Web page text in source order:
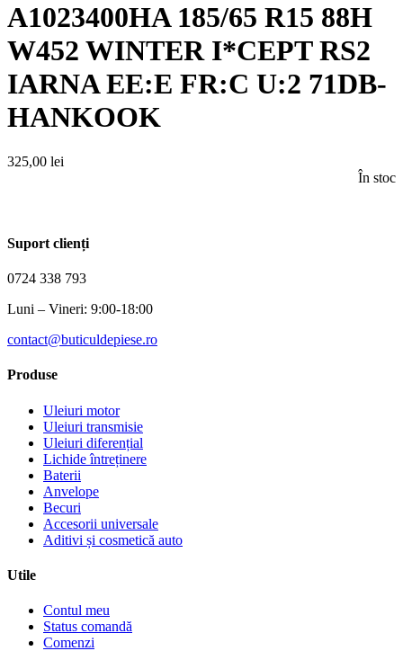
A1023400HA 185/65 R15 88H
W452 WINTER I*CEPT RS2
IARNA EE:E FR:C U:2 71DB-
HANKOOK
325,00 lei
În stoc
Suport clienți
0724 338 793
Luni – Vineri: 9:00-18:00
contact@buticuldepiese.ro
Produse
Uleiuri motor
Uleiuri transmisie
Uleiuri diferențial
Lichide întreținere
Baterii
Anvelope
Becuri
Accesorii universale
Aditivi și cosmetică auto
Utile
Contul meu
Status comandă
Comenzi